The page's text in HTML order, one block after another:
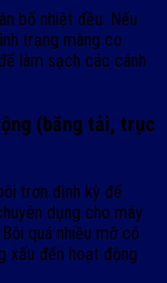
bổ nhiệt đều. Nếu
trạng màng co
làm sạch các cánh
(băng tải, trục
trơn định kỳ để
dụng cho máy
quá nhiều mỡ có
xấu đến hoạt động